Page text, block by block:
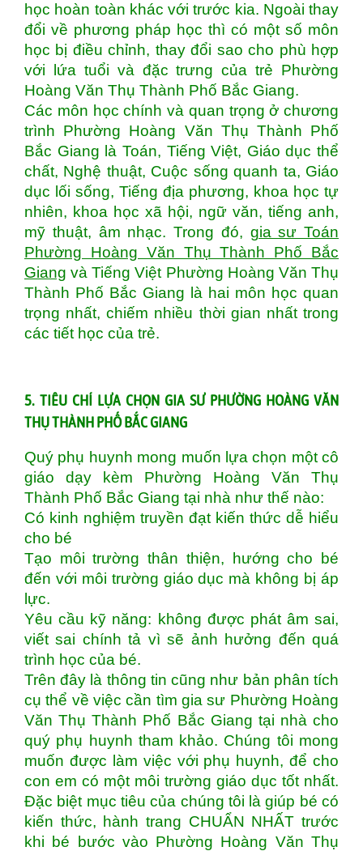
học hoàn toàn khác với trước kia. Ngoài thay
đổi về phương pháp học thì có một số môn
học bị điều chỉnh, thay đổi sao cho phù hợp
với lứa tuổi và đặc trưng của trẻ Phường
Hoàng Văn Thụ Thành Phố Bắc Giang.
Các môn học chính và quan trọng ở chương
trình Phường Hoàng Văn Thụ Thành Phố
Bắc Giang là Toán, Tiếng Việt, Giáo dục thể
chất, Nghệ thuật, Cuộc sống quanh ta, Giáo
dục lối sống, Tiếng địa phương, khoa học tự
nhiên, khoa học xã hội, ngữ văn, tiếng anh,
mỹ thuật, âm nhạc. Trong đó, gia sư Toán
Phường Hoàng Văn Thụ Thành Phố Bắc
Giang và Tiếng Việt Phường Hoàng Văn Thụ
Thành Phố Bắc Giang là hai môn học quan
trọng nhất, chiếm nhiều thời gian nhất trong
các tiết học của trẻ.
5. TIÊU CHÍ LỰA CHỌN GIA SƯ PHƯỜNG HOÀNG VĂN
THỤ THÀNH PHỐ BẮC GIANG
Quý phụ huynh mong muốn lựa chọn một cô
giáo dạy kèm Phường Hoàng Văn Thụ
Thành Phố Bắc Giang tại nhà như thế nào:
Có kinh nghiệm truyền đạt kiến thức dễ hiểu
cho bé
Tạo môi trường thân thiện, hướng cho bé
đến với môi trường giáo dục mà không bị áp
lực.
Yêu cầu kỹ năng: không được phát âm sai,
viết sai chính tả vì sẽ ảnh hưởng đến quá
trình học của bé.
Trên đây là thông tin cũng như bản phân tích
cụ thể về việc cần tìm gia sư Phường Hoàng
Văn Thụ Thành Phố Bắc Giang tại nhà cho
quý phụ huynh tham khảo. Chúng tôi mong
muốn được làm việc với phụ huynh, để cho
con em có một môi trường giáo dục tốt nhất.
Đặc biệt mục tiêu của chúng tôi là giúp bé có
kiến thức, hành trang CHUẨN NHẤT trước
khi bé bước vào Phường Hoàng Văn Thụ